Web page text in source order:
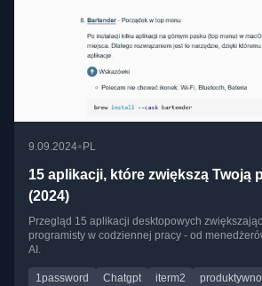
9.09.2024• PL
15 aplikacji, które zwiększą Twoją
(2024)
Przegląd 15 aplikacji desktopowych
programisty w codziennej pracy - od
AI.
1password Chatgpt iterm2